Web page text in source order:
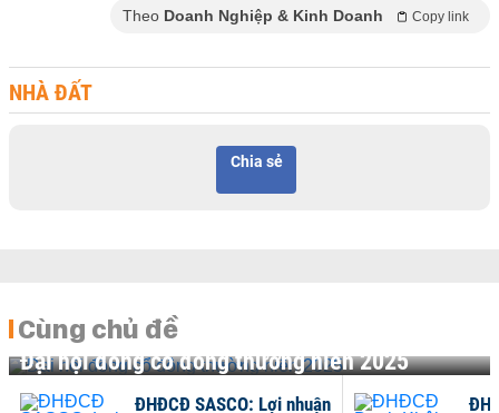
Theo Doanh Nghiệp & Kinh Doanh Copy link
NHÀ ĐẤT
Chia sẻ
Cùng chủ đề
Đại hội đồng cổ đông thường niên 2025
ĐHĐCĐ SASCO: Lợi nhuận